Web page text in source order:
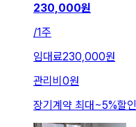
230,000원
/1주
임대료230,000원
관리비 0원
장기계약 최대~5%할인